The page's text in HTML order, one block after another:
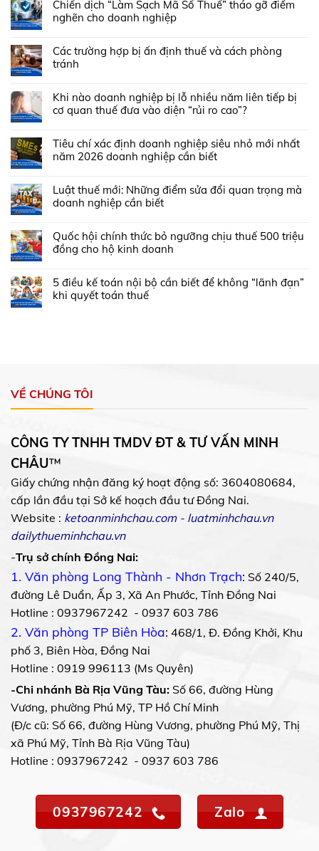
Chiến dịch “Làm Sạch Mã Số Thuế” tháo gỡ điểm
nghẽn cho doanh nghiệp
Các trường hợp bị ấn định thuế và cách phòng
tránh
Khi nào doanh nghiệp bị lỗ nhiều năm liên tiếp bị
cơ quan thuế đưa vào diện “rủi ro cao”?
Tiêu chí xác định doanh nghiệp siêu nhỏ mới nhất
năm 2026 doanh nghiệp cần biết
Luật thuế mới: Những điểm sửa đổi quan trọng mà
doanh nghiệp cần biết
Quốc hội chính thức bỏ ngưỡng chịu thuế 500 triệu
đồng cho hộ kinh doanh
5 điều kế toán nội bộ cần biết để không “lãnh đạn”
khi quyết toán thuế
VỀ CHÚNG TÔI
CÔNG TY TNHH TMDV ĐT & TƯ VẤN MINH
CHÂU™
Giấy chứng nhận đăng ký hoạt động số: 3604080684,
cấp lần đầu tại Sở kế hoạch đầu tư Đồng Nai.
Website : ketoanminhchau.com- luatminhchau.vn
dailythueminhchau.vn
-Trụ sở chính Đồng Nai:
1. Văn phòng Long Thành - Nhơn Trạch: Số 240/5,
đường Lê Duẩn, Ấp 3, Xã An Phước, Tỉnh Đồng Nai
Hotline : 0937967242 - 0937 603 786
2. Văn phòng TP Biên Hòa: 468/1, Đ. Đồng Khởi, Khu
phố 3, Biên Hòa, Đồng Nai
Hotline : 0919 996113 (Ms Quyên)
-Chi nhánh Bà Rịa Vũng Tàu: Số 66, đường Hùng
Vương, phường Phú Mỹ, TP Hồ Chí Minh
(Đ/c cũ: Số 66, đường Hùng Vương, phường Phú Mỹ, Thị
xã Phú Mỹ, Tỉnh Bà Rịa Vũng Tàu)
Hotline : 0937967242 - 0937 603 786
0937967242 Zalo